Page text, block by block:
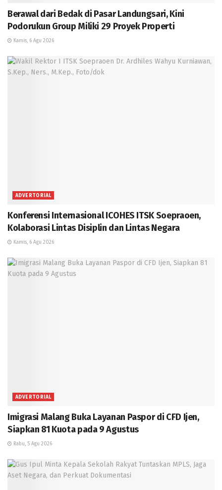
Berawal dari Bedak di Pasar Landungsari, Kini
Podorukun Group Miliki 29 Proyek Properti
Kamis, 6 Agu 2026
ADVERTORIAL
Konferensi Internasional ICOHES ITSK Soepraoen,
Kolaborasi Lintas Disiplin dan Lintas Negara
Kamis, 6 Agu 2026
ADVERTORIAL
Imigrasi Malang Buka Layanan Paspor di CFD Ijen,
Siapkan 81 Kuota pada 9 Agustus
Rabu, 5 Agu 2026